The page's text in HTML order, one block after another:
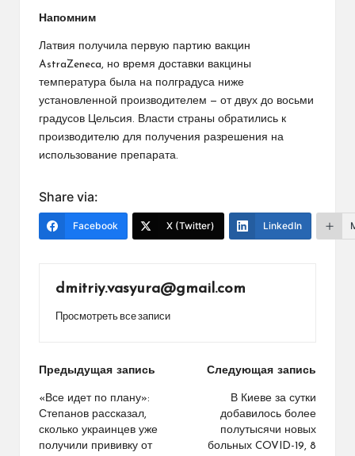
Напомним
Латвия получила первую партию вакцин
AstraZeneca, но время доставки вакцины
температура была на полградуса ниже
установленной производителем — от двух до восьми
градусов Цельсия. Власти страны обратились к
производителю для получения разрешения на
использование препарата.
Share via:
Facebook X (Twitter) LinkedIn
dmitriy.vasyura@gmail.com
Просмотреть все записи
Навигация
по
записям
Предыдущая запись
«Все идет по плану»:
Степанов рассказал,
сколько украинцев уже
получили прививку от
Следующая запись
В Киеве за сутки
добавилось более
полутысячи новых
больных COVID-19, 8